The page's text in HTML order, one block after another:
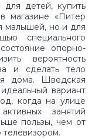
детей, купить
магазине «Питер
малышей, но и для
специального
опорно-
вероятность
и сделать тело
дома. Шведская
вариант
когда на улице
занятий
пользы, чем от